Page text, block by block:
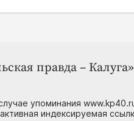
правда – Калуга»
упоминания
индексируемая